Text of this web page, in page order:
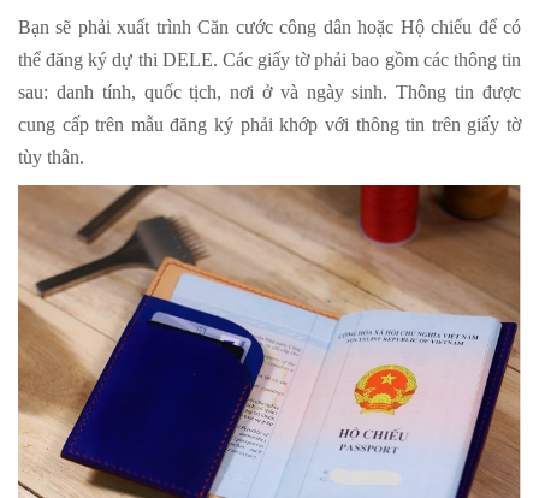
Bạn sẽ phải xuất trình Căn cước công dân hoặc Hộ chiếu để có
thể đăng ký dự thi DELE. Các giấy tờ phải bao gồm các thông tin
sau: danh tính, quốc tịch, nơi ở và ngày sinh. Thông tin được
cung cấp trên mẫu đăng ký phải khớp với thông tin trên giấy tờ
tùy thân.